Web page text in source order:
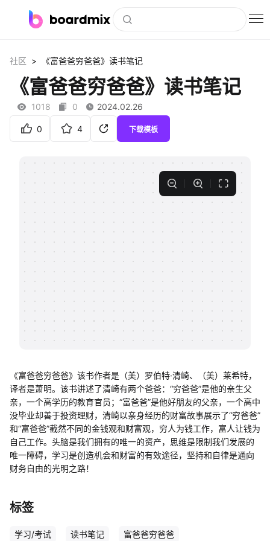
社区资源
下载
私有化部署
支持
帮助中心
社区 > 《富爸爸穷爸爸》读书笔记
《富爸爸穷爸爸》读书笔记
1018 0 2024.02.26
0 4 下载模板
《富爸爸穷爸爸》该书作者是（美）罗伯特·清崎、（美）莱希特，
译者是萧明。该书讲述了清崎有两个爸爸：“穷爸爸”是他的亲生父
亲，一个高学历的教育官员；“富爸爸”是他好朋友的父亲，一个高中
没毕业却善于投资理财，清崎以亲身经历的财富故事展示了“穷爸爸”
和“富爸爸”截然不同的金钱观和财富观，穷人为钱工作，富人让钱为
自己工作。头脑是我们拥有的唯一的资产，思维是限制我们发展的
唯一障碍，学习是创造机会和财富的有效途径，坚持和自律是通向
财务自由的光明之路！
标签
学习/考试 读书笔记 富爸爸穷爸爸